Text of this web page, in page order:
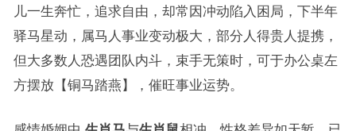
儿一生奔忙，追求自由，却常因冲动陷入困局，下半年
驿马星动，属马人事业变动极大，部分人得贵人提携，
但大多数人恐遇团队内斗，束手无策时，可于办公桌左
方摆放【铜马踏燕】，催旺事业运势。